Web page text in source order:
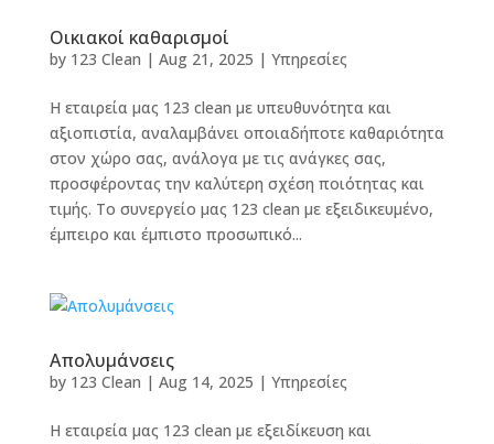
Οικιακοί καθαρισμοί
by 123 Clean | Aug 21, 2025 | Υπηρεσίες
Η εταιρεία μας 123 clean με υπευθυνότητα και
αξιοπιστία, αναλαμβάνει οποιαδήποτε καθαριότητα
στον χώρο σας, ανάλογα με τις ανάγκες σας,
προσφέροντας την καλύτερη σχέση ποιότητας και
τιμής. Το συνεργείο μας 123 clean με εξειδικευμένο,
έμπειρο και έμπιστο προσωπικό...
Απολυμάνσεις
by 123 Clean | Aug 14, 2025 | Υπηρεσίες
Η εταιρεία μας 123 clean με εξειδίκευση και